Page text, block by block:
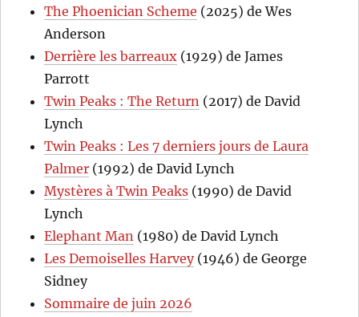
The Phoenician Scheme (2025) de Wes
Anderson
Derrière les barreaux (1929) de James
Parrott
Twin Peaks : The Return (2017) de David
Lynch
Twin Peaks : Les 7 derniers jours de Laura
Palmer (1992) de David Lynch
Mystères à Twin Peaks (1990) de David
Lynch
Elephant Man (1980) de David Lynch
Les Demoiselles Harvey(1946) de George
Sidney
Sommaire de juin 2026